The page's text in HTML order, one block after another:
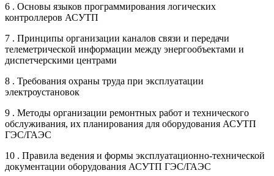
6 . Основы языков программирования логических
контроллеров АСУТП
7 . Принципы организации каналов связи и передачи
телеметрической информации между энергообъектами и
диспетчерскими центрами
8 . Требования охраны труда при эксплуатации
электроустановок
9 . Методы организации ремонтных работ и технического
обслуживания, их планирования для оборудования АСУТП
ГЭС/ГАЭС
10 . Правила ведения и формы эксплуатационно-технической
документации оборудования АСУТП ГЭС/ГАЭС